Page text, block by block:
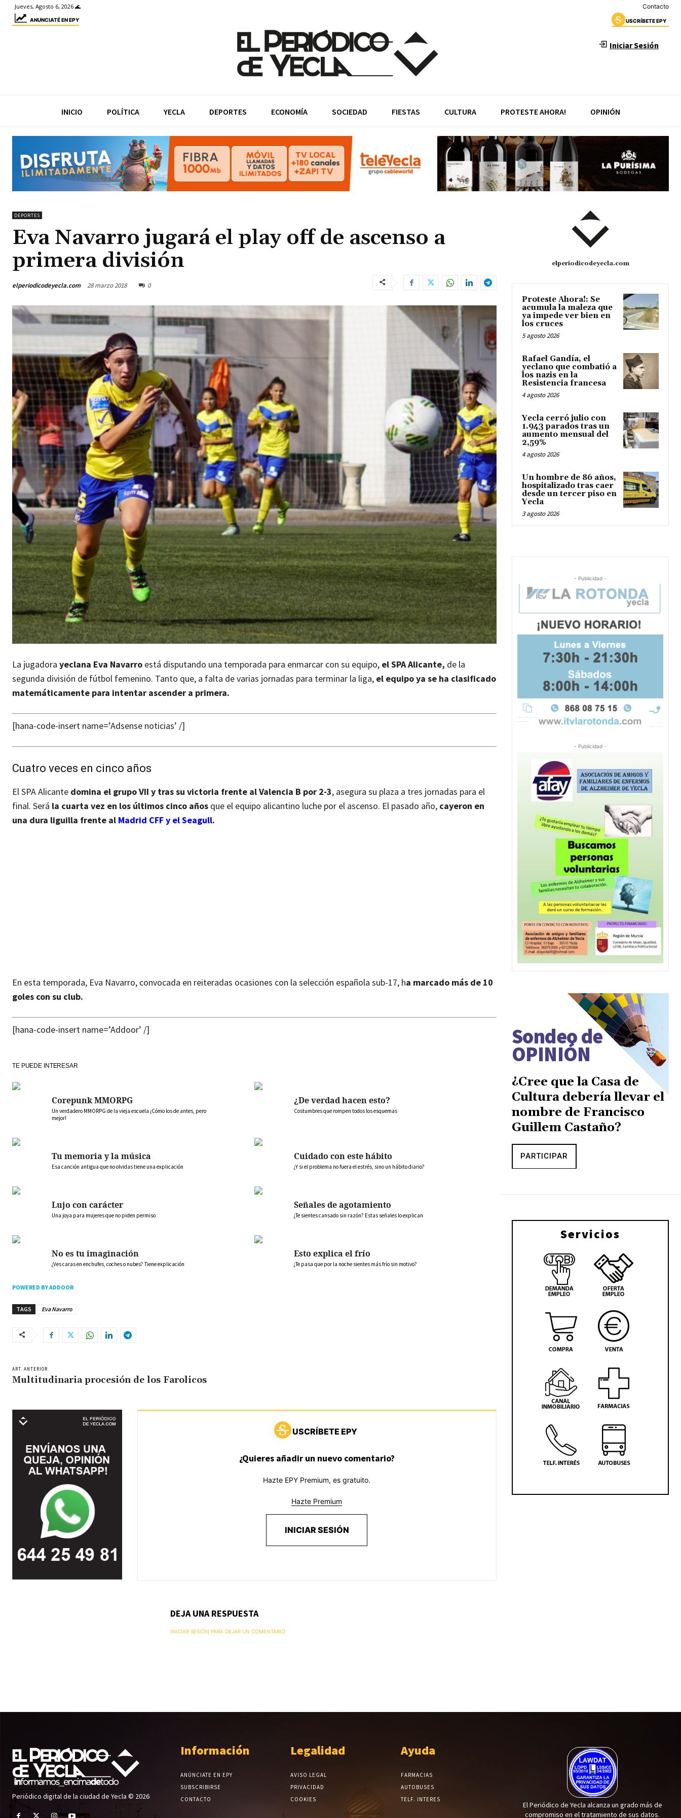
Jueves, Agosto 6, 2026 🌊 Contacto
ANUNCIATÉ EN EPY USCRÍBETE EPY
Iniciar Sesión
INICIO POLÍTICA YECLA DEPORTES ECONOMÍA SOCIEDAD FIESTAS CULTURA PROTESTE AHORA! OPINIÓN
DEPORTES
Eva Navarro jugará el play off de ascenso a
primera división
elperiodicodeyecla.com 28 marzo 2018 0
La jugadora yeclana Eva Navarro está disputando una temporada para enmarcar con su equipo, el SPA Alicante, de la
segunda división de fútbol femenino. Tanto que, a falta de varias jornadas para terminar la liga, el equipo ya se ha clasificado
matemáticamente para intentar ascender a primera.
[hana-code-insert name=’Adsense noticias’ /]
Cuatro veces en cinco años
El SPA Alicante domina el grupo VII y tras su victoria frente al Valencia B por 2-3, asegura su plaza a tres jornadas para el
final. Será la cuarta vez en los últimos cinco años que el equipo alicantino luche por el ascenso. El pasado año, cayeron en
una dura liguilla frente al Madrid CFF y el Seagull.
En esta temporada, Eva Navarro, convocada en reiteradas ocasiones con la selección española sub-17, ha marcado más de 10
goles con su club.
[hana-code-insert name=’Addoor’ /]
TE PUEDE INTERESAR
Corepunk MMORPG
Un verdadero MMORPG de la vieja escuela ¡Cómo los de antes, pero
mejor!
¿De verdad hacen esto?
Costumbres que rompen todos los esquemas
Tu memoria y la música
Esa canción antigua que no olvidas tiene una explicación
Cuidado con este hábito
¿Y si el problema no fuera el estrés, sino un hábito diario?
Lujo con carácter
Una joya para mujeres que no piden permiso
Señales de agotamiento
¿Te sientes cansado sin razón? Estas señales lo explican
No es tu imaginación
¿Ves caras en enchufes, coches o nubes? Tiene explicación
Esto explica el frío
¿Te pasa que por la noche sientes más frío sin motivo?
POWERED BY ADDOOR
TAGS Eva Navarro
ART. ANTERIOR
Multitudinaria procesión de los Farolicos
USCRÍBETE EPY
¿Quieres añadir un nuevo comentario?
Hazte EPY Premium, es gratuito.
Hazte Premium
INICIAR SESIÓN
DEJA UNA RESPUESTA
INICIAR SESIÓN PARA DEJAR UN COMENTARIO
elperiodicodeyecla.com
Proteste Ahora!: Se
acumula la maleza que
ya impede ver bien en
los cruces
5 agosto 2026
Rafael Gandía, el
yeclano que combatió a
los nazis en la
Resistencia francesa
4 agosto 2026
Yecla cerró julio con
1.943 parados tras un
aumento mensual del
2,59%
4 agosto 2026
Un hombre de 86 años,
hospitalizado tras caer
desde un tercer piso en
Yecla
3 agosto 2026
- Publicidad -
- Publicidad -
Sondeo de
OPINIÓN
¿Cree que la Casa de
Cultura debería llevar el
nombre de Francisco
Guillem Castaño?
PARTICIPAR
Servicios
Periódico digital de la ciudad de Yecla © 2026
Información
ANÚNCIATE EN EPY
SUBSCRIBIRSE
CONTACTO
Legalidad
AVISO LEGAL
PRIVACIDAD
COOKIES
Ayuda
FARMACIAS
AUTOBUSES
TELF. INTERES
El Periódico de Yecla alcanza un grado más de
compromiso en el tratamiento de sus datos.